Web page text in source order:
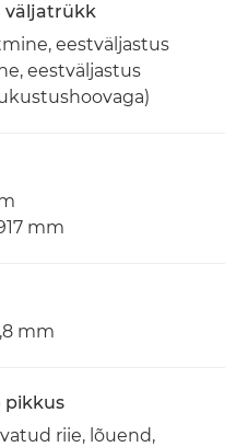
väljatrükk
eestväljastus
eestväljastus
mm
mm
pikkus
riie, lõuend,